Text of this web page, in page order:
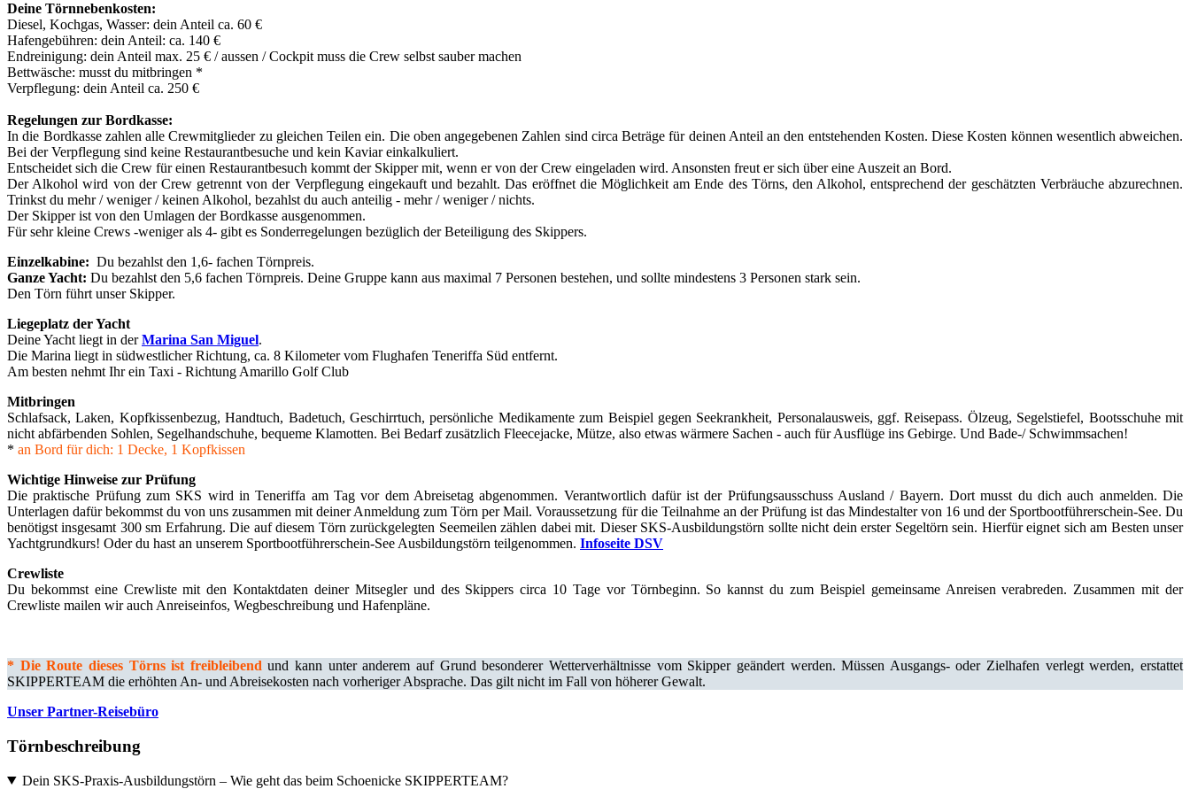
Deine Törnnebenkosten:
Diesel, Kochgas, Wasser: dein Anteil ca. 60 €
Hafengebühren: dein Anteil: ca. 140 €
Endreinigung: dein Anteil max. 25 € / aussen / Cockpit muss die Crew selbst sauber machen
Bettwäsche: musst du mitbringen *
Verpflegung: dein Anteil ca. 250 €
Regelungen zur Bordkasse:
In die Bordkasse zahlen alle Crewmitglieder zu gleichen Teilen ein. Die oben angegebenen Zahlen sind circa Beträge für deinen Anteil an den entstehenden Kosten. Diese Kosten können wesentlich abweichen.
Bei der Verpflegung sind keine Restaurantbesuche und kein Kaviar einkalkuliert.
Entscheidet sich die Crew für einen Restaurantbesuch kommt der Skipper mit, wenn er von der Crew eingeladen wird. Ansonsten freut er sich über eine Auszeit an Bord.
Der Alkohol wird von der Crew getrennt von der Verpflegung eingekauft und bezahlt. Das eröffnet die Möglichkeit am Ende des Törns, den Alkohol, entsprechend der geschätzten Verbräuche abzurechnen.
Trinkst du mehr / weniger / keinen Alkohol, bezahlst du auch anteilig - mehr / weniger / nichts.
Der Skipper ist von den Umlagen der Bordkasse ausgenommen.
Für sehr kleine Crews -weniger als 4- gibt es Sonderregelungen bezüglich der Beteiligung des Skippers.
Einzelkabine: Du bezahlst den 1,6- fachen Törnpreis.
Ganze Yacht: Du bezahlst den 5,6 fachen Törnpreis. Deine Gruppe kann aus maximal 7 Personen bestehen, und sollte mindestens 3 Personen stark sein.
Den Törn führt unser Skipper.
Liegeplatz der Yacht
Deine Yacht liegt in derMarina San Miguel.
Die Marina liegt in südwestlicher Richtung, ca. 8 Kilometer vom Flughafen Teneriffa Süd entfernt.
Am besten nehmt Ihr ein Taxi - Richtung Amarillo Golf Club
Mitbringen
Schlafsack, Laken, Kopfkissenbezug, Handtuch, Badetuch, Geschirrtuch, persönliche Medikamente zum Beispiel gegen Seekrankheit, Personalausweis, ggf. Reisepass. Ölzeug, Segelstiefel, Bootsschuhe mit
nicht abfärbenden Sohlen, Segelhandschuhe, bequeme Klamotten. Bei Bedarf zusätzlich Fleecejacke, Mütze, also etwas wärmere Sachen - auch für Ausflüge ins Gebirge. Und Bade-/ Schwimmsachen!
* an Bord für dich: 1 Decke, 1 Kopfkissen
Wichtige Hinweise zur Prüfung
Die praktische Prüfung zum SKS wird in Teneriffa am Tag vor dem Abreisetag abgenommen. Verantwortlich dafür ist der Prüfungsausschuss Ausland / Bayern. Dort musst du dich auch anmelden. Die
Unterlagen dafür bekommst du von uns zusammen mit deiner Anmeldung zum Törn per Mail. Voraussetzung für die Teilnahme an der Prüfung ist das Mindestalter von 16 und der Sportbootführerschein-See. Du
benötigst insgesamt 300 sm Erfahrung. Die auf diesem Törn zurückgelegten Seemeilen zählen dabei mit. Dieser SKS-Ausbildungstörn sollte nicht dein erster Segeltörn sein. Hierfür eignet sich am Besten unser
Yachtgrundkurs! Oder du hast an unserem Sportbootführerschein-See Ausbildungstörn teilgenommen. Infoseite DSV
Crewliste
Du bekommst eine Crewliste mit den Kontaktdaten deiner Mitsegler und des Skippers circa 10 Tage vor Törnbeginn. So kannst du zum Beispiel gemeinsame Anreisen verabreden. Zusammen mit der
Crewliste mailen wir auch Anreiseinfos, Wegbeschreibung und Hafenpläne.
* Die Route dieses Törns ist freibleibend und kann unter anderem auf Grund besonderer Wetterverhältnisse vom Skipper geändert werden. Müssen Ausgangs- oder Zielhafen verlegt werden, erstattet
SKIPPERTEAM die erhöhten An- und Abreisekosten nach vorheriger Absprache. Das gilt nicht im Fall von höherer Gewalt.
Unser Partner-Reisebüro
Törnbeschreibung
Dein SKS-Praxis-Ausbildungstörn – Wie geht das beim Schoenicke SKIPPERTEAM?